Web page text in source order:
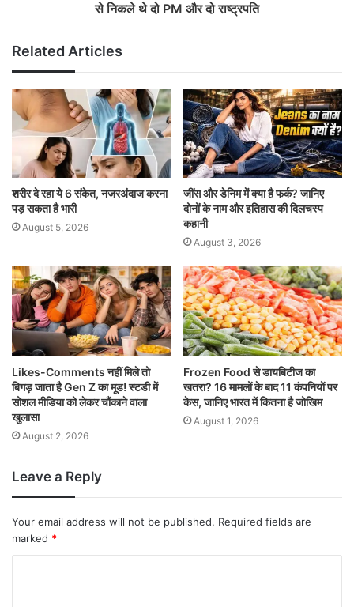
से निकले थे दो PM और दो राष्ट्रपति
Related Articles
शरीर दे रहा ये 6 संकेत, नजरअंदाज करना
पड़ सकता है भारी
August 5, 2026
जींस और डेनिम में क्या है फर्क? जानिए
दोनों के नाम और इतिहास की दिलचस्प
कहानी
August 3, 2026
Likes-Comments नहीं मिले तो
बिगड़ जाता है Gen Z का मूड! स्टडी में
सोशल मीडिया को लेकर चौंकाने वाला
खुलासा
August 2, 2026
Frozen Food से डायबिटीज का
खतरा? 16 मामलों के बाद 11 कंपनियों पर
केस, जानिए भारत में कितना है जोखिम
August 1, 2026
Leave a Reply
Your email address will not be published. Required fields are
marked *